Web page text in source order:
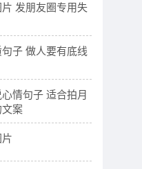
发朋友圈专用失
子 做人要有底线
情句子 适合拍月
案